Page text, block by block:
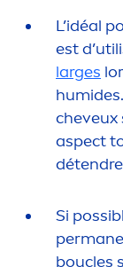
L’idéal
est
larges
cheveux
aspect
Si
boucles